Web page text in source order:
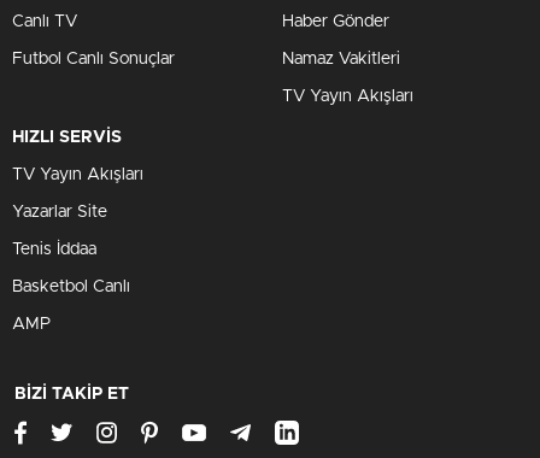
Canlı TV
Futbol Canlı Sonuçlar
Haber Gönder
Namaz Vakitleri
TV Yayın Akışları
HIZLI SERVİS
TV Yayın Akışları
Yazarlar Site
Tenis İddaa
Basketbol Canlı
AMP
BİZİ TAKİP ET